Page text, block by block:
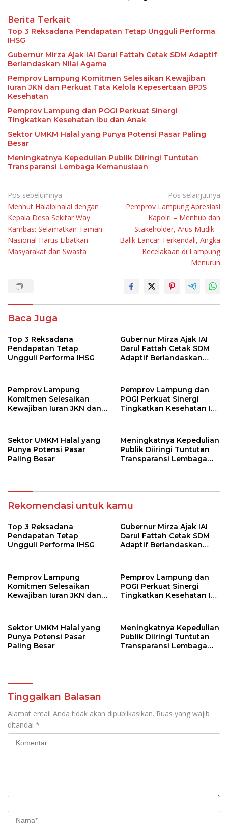
Berita Terkait
Top 3 Reksadana Pendapatan Tetap Ungguli Performa
IHSG
Gubernur Mirza Ajak IAI Darul Fattah Cetak SDM Adaptif
Berlandaskan Nilai Agama
Pemprov Lampung Komitmen Selesaikan Kewajiban
Iuran JKN dan Perkuat Tata Kelola Kepesertaan BPJS
Kesehatan
Pemprov Lampung dan POGI Perkuat Sinergi
Tingkatkan Kesehatan Ibu dan Anak
Sektor UMKM Halal yang Punya Potensi Pasar Paling
Besar
Meningkatnya Kepedulian Publik Diiringi Tuntutan
Transparansi Lembaga Kemanusiaan
Navigasi
pos
Pos sebelumnya
Menhut Halalbihalal dengan
Kepala Desa Sekitar Way
Kambas: Selamatkan Taman
Nasional Harus Libatkan
Masyarakat dan Swasta
Pos selanjutnya
Pemprov Lampung Apresiasi
Kapolri – Menhub dan
Stakeholder, Arus Mudik –
Balik Lancar Terkendali, Angka
Kecelakaan di Lampung
Menurun
Baca Juga
Top 3 Reksadana
Pendapatan Tetap
Ungguli Performa IHSG
Gubernur Mirza Ajak IAI
Darul Fattah Cetak SDM
Adaptif Berlandaskan
Pemprov Lampung
Komitmen Selesaikan
Kewajiban Iuran JKN dan
Kesehatan
Pemprov Lampung dan
POGI Perkuat Sinergi
Tingkatkan Kesehatan Ibu
Sektor UMKM Halal yang
Punya Potensi Pasar
Paling Besar
Meningkatnya Kepedulian
Publik Diiringi Tuntutan
Transparansi Lembaga
Rekomendasi untuk kamu
Top 3 Reksadana
Pendapatan Tetap
Ungguli Performa IHSG
Gubernur Mirza Ajak IAI
Darul Fattah Cetak SDM
Adaptif Berlandaskan
Pemprov Lampung
Komitmen Selesaikan
Kewajiban Iuran JKN dan
Kesehatan
Pemprov Lampung dan
POGI Perkuat Sinergi
Tingkatkan Kesehatan Ibu
Sektor UMKM Halal yang
Punya Potensi Pasar
Paling Besar
Meningkatnya Kepedulian
Publik Diiringi Tuntutan
Transparansi Lembaga
Tinggalkan Balasan
Alamat email Anda tidak akan dipublikasikan. Ruas yang wajib
ditandai *